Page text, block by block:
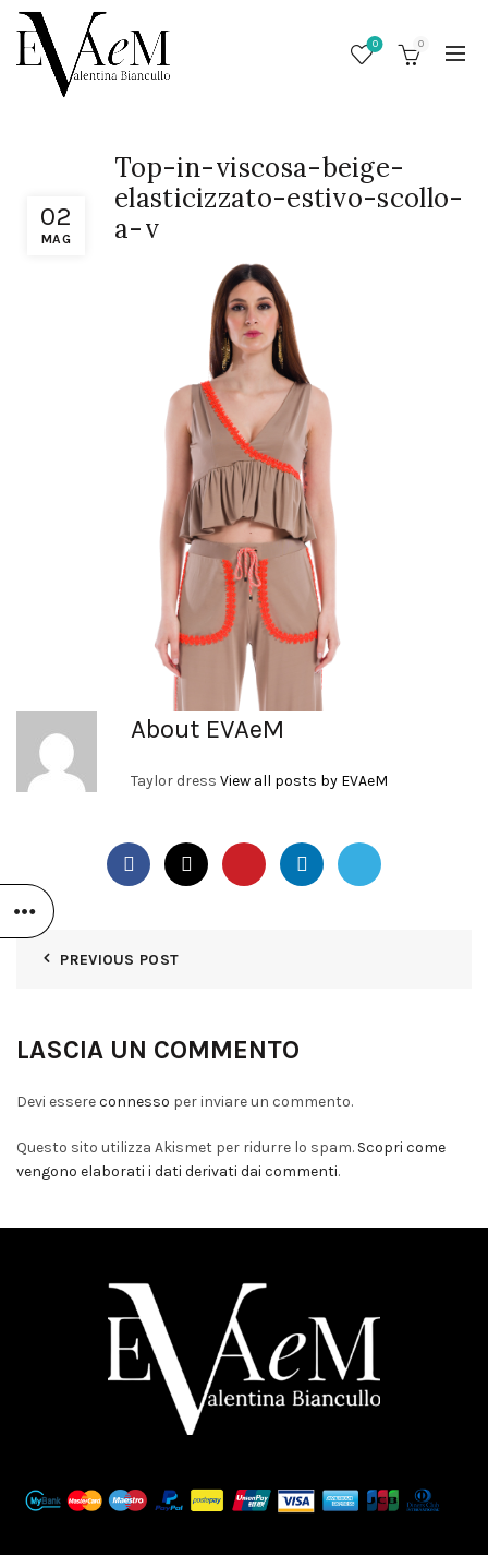
0 0
02
MAG
Top-in-viscosa-beige-
elasticizzato-estivo-scollo-
a-v
About EVAeM
Taylor dress View all posts by EVAeM
PREVIOUS POST
LASCIA UN COMMENTO
Devi essereconnesso per inviare un commento.
Questo sito utilizza Akismet per ridurre lo spam. Scopri come
vengono elaborati i dati derivati dai commenti.